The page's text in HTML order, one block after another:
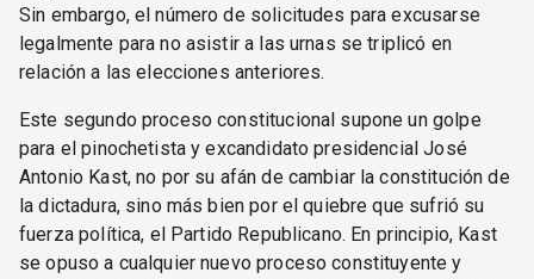
Sin embargo, el número de solicitudes para excusarse
legalmente para no asistir a las urnas se triplicó en
relación a las elecciones anteriores.
Este segundo proceso constitucional supone un golpe
para el pinochetista y excandidato presidencial José
Antonio Kast, no por su afán de cambiar la constitución de
la dictadura, sino más bien por el quiebre que sufrió su
fuerza política, el Partido Republicano. En principio, Kast
se opuso a cualquier nuevo proceso constituyente y